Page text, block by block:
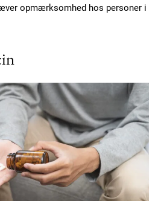
opmærksomhed hos personer i